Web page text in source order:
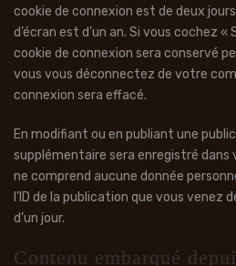
cookie de connexion est de deux
d’écran est d’un an. Si vous cochez
cookie de connexion sera conservé
vous vous déconnectez de votre
connexion sera effacé.
En modifiant ou en publiant une
supplémentaire sera enregistré dans
ne comprend aucune donnée
l’ID de la publication que vous venez
d’un jour.
Contenu embarqué